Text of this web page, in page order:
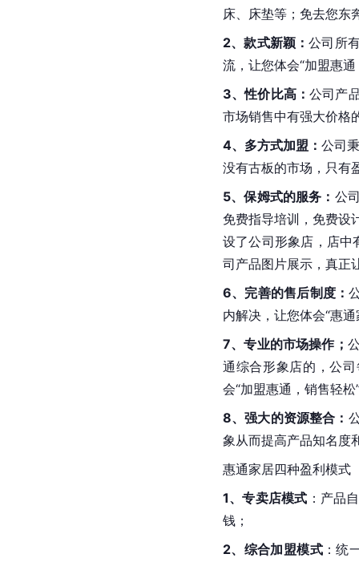
床、床垫等；免去您东
2、款式新颖：公司所
流，让您体会“加盟惠
3、性价比高：公司产
市场销售中有强大价格
4、多方式加盟：公司
没有古板的市场，只有
5、保姆式的服务： 公
免费指导培训，免费设
设了公司形象店，店中
司产品图片展示，真正
6、完善的售后制度：
内解决，让您体会“惠
7、专业的市场操作；
通综合形象店的，公
会“加盟惠通，销售轻松
8、强大的资源整合：
象从而提高产品知名度
惠通家居四种盈利模式
1、专卖店模式 ：产品
钱；
2、综合加盟模式：统